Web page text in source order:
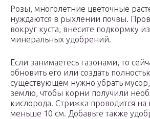
Розы, многолетние цветочные
нуждаются в рыхлении почвы.
вокруг куста, внесите подкормку
минеральных удобрений.
Если занимаетесь газонами, то
обновить его или создать
существующем нужно убрать
землю, чтобы корни получили
кислорода. Стрижка проводится на
меньше 10 см. Добавьте также